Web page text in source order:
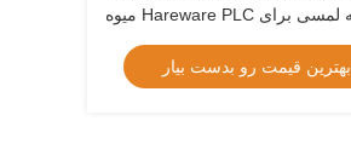
میوه Hareware PLC صفحه لمسی برای
بسته بندی کراوات
بهترین قیمت رو بدست بیار